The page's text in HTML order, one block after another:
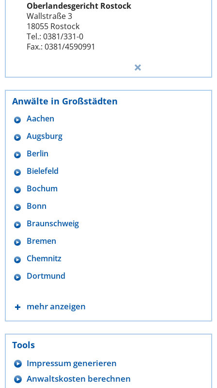
Oberlandesgericht Rostock
Wallstraße 3
18055 Rostock
Tel.: 0381/331-0
Fax.: 0381/4590991
Anwälte in Großstädten
Aachen
Augsburg
Berlin
Bielefeld
Bochum
Bonn
Braunschweig
Bremen
Chemnitz
Dortmund
mehr anzeigen
Tools
Impressum generieren
Anwaltskosten berechnen